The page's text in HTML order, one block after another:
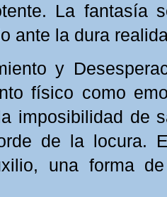
La fantasía
ante la dura
y
físico como
imposibilidad de
de la locura.
una forma